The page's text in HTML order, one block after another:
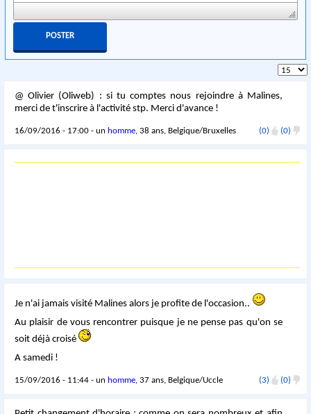
@ Olivier (Oliweb) : si tu comptes nous rejoindre à Malines,
merci de t'inscrire à l'activité stp. Merci d'avance !
16/09/2016 - 17:00 - un homme, 38 ans, Belgique/Bruxelles (0) (0)
Je n'ai jamais visité Malines alors je profite de l'occasion..
Au plaisir de vous rencontrer puisque je ne pense pas qu'on se
soit déjà croisé
A samedi !
15/09/2016 - 11:44 - un homme, 37 ans, Belgique/Uccle (3) (0)